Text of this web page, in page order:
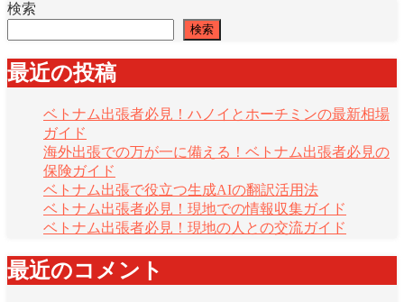
検索
検索
最近の投稿
ベトナム出張者必見！ハノイとホーチミンの最新相場
ガイド
海外出張での万が一に備える！ベトナム出張者必見の
保険ガイド
ベトナム出張で役立つ生成AIの翻訳活用法
ベトナム出張者必見！現地での情報収集ガイド
ベトナム出張者必見！現地の人との交流ガイド
最近のコメント